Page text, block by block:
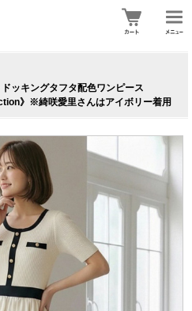
ッキングタフタ配色ワンピース
》※綺咲愛里さんはアイボリー着用